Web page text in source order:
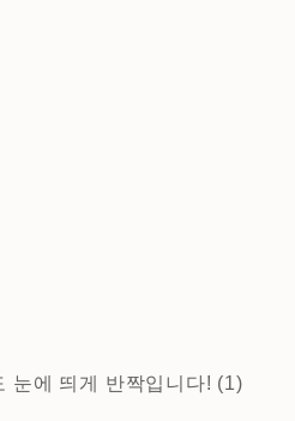
눈에 띄게 반짝입니다! (1)